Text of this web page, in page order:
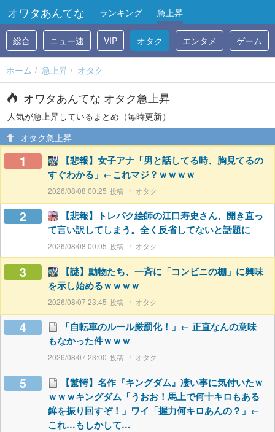
オワタあんてな ランキング 急上昇
総合 ニュー速 VIP オタク エンタメ ゲーム
ホーム 急上昇 オタク
オワタあんてな オタク急上昇
人気が急上昇しているまとめ（毎時更新）
オタク急上昇
1
【悲報】女子アナ「男と話してる時、胸見てるの
すぐわかる」←これマジ？ｗｗｗｗ
2026/08/08 00:25 オタク
2
【悲報】トレパク絵師の江口寿史さん、開き直っ
て言い訳してしまう。全く反省してないと話題に
2026/08/08 00:05 オタク
3
【謎】動物たち、一斉に「コンビニの棚」に興味
を示し始めるｗｗｗｗ
2026/08/07 23:45 オタク
4
「自転車のルール厳罰化！」← 正直なんの意味
もなかった件ｗｗｗ
2026/08/07 23:00 オタク
5
【驚愕】名作『キングダム』凄い事に気付いたｗ
ｗｗｗキングダム「うおお！馬上で何十キロもある
鉾を振り回すぞ！」ワイ「握力何キロあんの？」←
これ…もしかして…